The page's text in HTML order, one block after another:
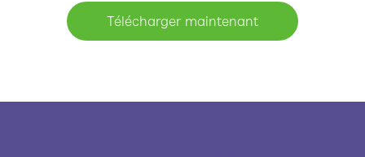
Télécharger maintenant